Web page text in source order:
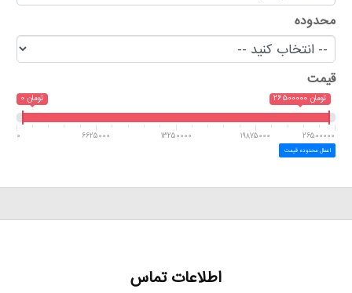
محدوده
قیمت
0 تومان 26500000 تومان
6625000 13250000 19875000 26500000
اعمال محدوده قیمت
اطلاعات تماس